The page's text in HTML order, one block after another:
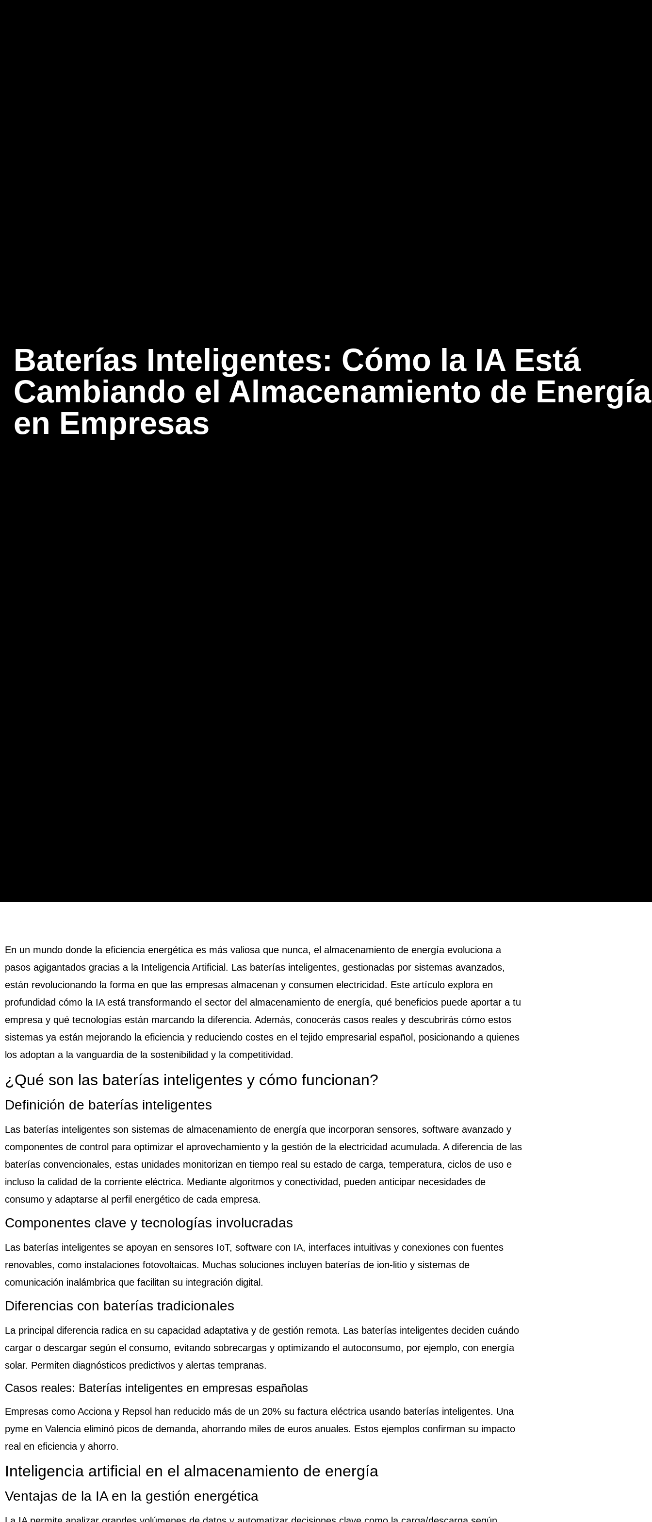
Baterías Inteligentes: Cómo la IA Está
Cambiando el Almacenamiento de Energía
en Empresas
En un mundo donde la eficiencia energética es más valiosa que nunca, el almacenamiento de energía evoluciona a
pasos agigantados gracias a la Inteligencia Artificial. Las baterías inteligentes, gestionadas por sistemas avanzados,
están revolucionando la forma en que las empresas almacenan y consumen electricidad. Este artículo explora en
profundidad cómo la IA está transformando el sector del almacenamiento de energía, qué beneficios puede aportar a tu
empresa y qué tecnologías están marcando la diferencia. Además, conocerás casos reales y descubrirás cómo estos
sistemas ya están mejorando la eficiencia y reduciendo costes en el tejido empresarial español, posicionando a quienes
los adoptan a la vanguardia de la sostenibilidad y la competitividad.
¿Qué son las baterías inteligentes y cómo funcionan?
Definición de baterías inteligentes
Las baterías inteligentes son sistemas de almacenamiento de energía que incorporan sensores, software avanzado y
componentes de control para optimizar el aprovechamiento y la gestión de la electricidad acumulada. A diferencia de las
baterías convencionales, estas unidades monitorizan en tiempo real su estado de carga, temperatura, ciclos de uso e
incluso la calidad de la corriente eléctrica. Mediante algoritmos y conectividad, pueden anticipar necesidades de
consumo y adaptarse al perfil energético de cada empresa.
Componentes clave y tecnologías involucradas
Las baterías inteligentes se apoyan en sensores IoT, software con IA, interfaces intuitivas y conexiones con fuentes
renovables, como instalaciones fotovoltaicas. Muchas soluciones incluyen baterías de ion-litio y sistemas de
comunicación inalámbrica que facilitan su integración digital.
Diferencias con baterías tradicionales
La principal diferencia radica en su capacidad adaptativa y de gestión remota. Las baterías inteligentes deciden cuándo
cargar o descargar según el consumo, evitando sobrecargas y optimizando el autoconsumo, por ejemplo, con energía
solar. Permiten diagnósticos predictivos y alertas tempranas.
Casos reales: Baterías inteligentes en empresas españolas
Empresas como Acciona y Repsol han reducido más de un 20% su factura eléctrica usando baterías inteligentes. Una
pyme en Valencia eliminó picos de demanda, ahorrando miles de euros anuales. Estos ejemplos confirman su impacto
real en eficiencia y ahorro.
Inteligencia artificial en el almacenamiento de energía
Ventajas de la IA en la gestión energética